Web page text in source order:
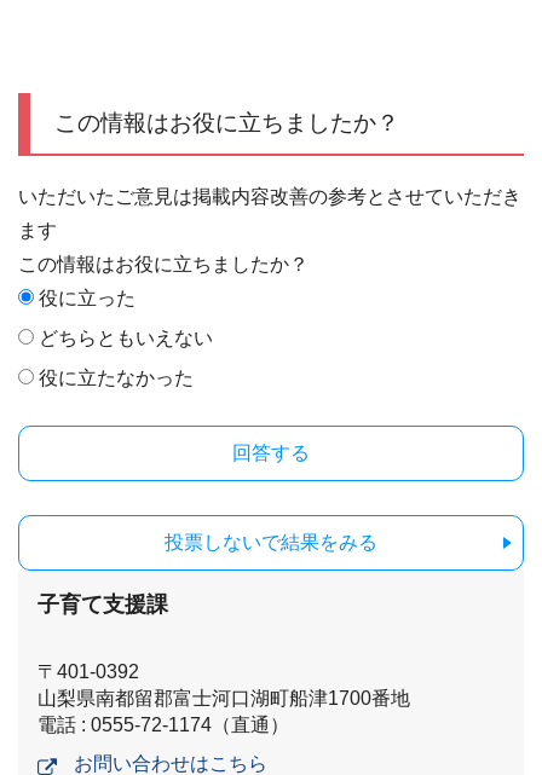
この情報はお役に立ちましたか？
いただいたご意見は掲載内容改善の参考とさせていただき
ます
この情報はお役に立ちましたか？
役に立った
どちらともいえない
役に立たなかった
投票しないで結果をみる
子育て支援課
〒401-0392
山梨県南都留郡富士河口湖町船津1700番地
電話 : 0555-72-1174（直通）
お問い合わせはこちら